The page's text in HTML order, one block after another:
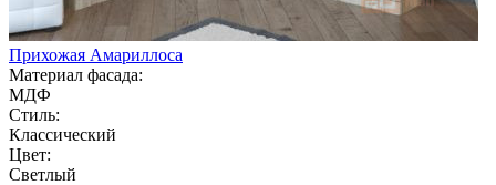
Прихожая Амариллоса
Материал фасада:
МДФ
Стиль:
Классический
Цвет:
Светлый